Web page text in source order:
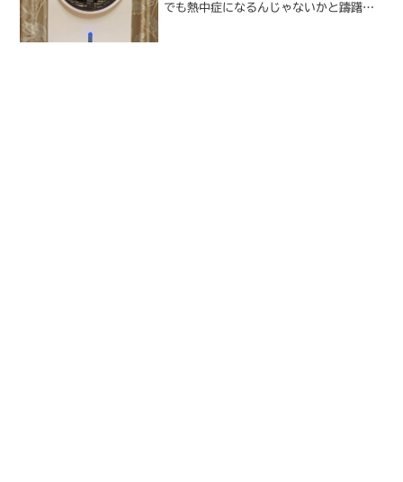
でも熱中症になるんじゃないかと躊躇し